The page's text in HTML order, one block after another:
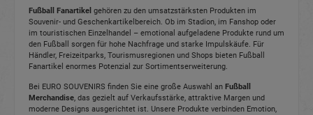
Fußball Fanartikel gehören zu den umsatzstärksten Produkten im
Souvenir- und Geschenkartikelbereich. Ob im Stadion, im Fanshop oder
im touristischen Einzelhandel – emotional aufgeladene Produkte rund um
den Fußball sorgen für hohe Nachfrage und starke Impulskäufe. Für
Händler, Freizeitparks, Tourismusregionen und Shops bieten Fußball
Fanartikel enormes Potenzial zur Sortimentserweiterung.
Bei EURO SOUVENIRS finden Sie eine große Auswahl an Fußball
Merchandise, das gezielt auf Verkaufsstärke, attraktive Margen und
moderne Designs ausgerichtet ist. Unsere Produkte verbinden Emotion,